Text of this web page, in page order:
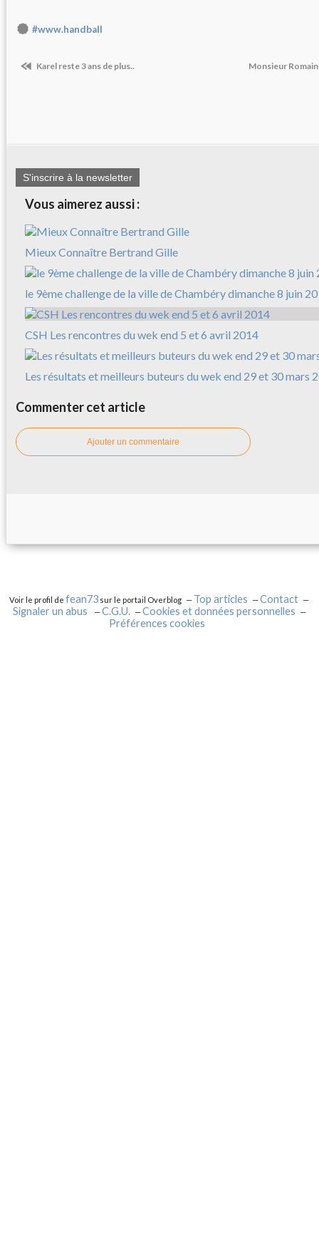
#www.handball
Karel reste 3 ans de plus.. Monsieur Romain
S'inscrire à la newsletter
Vous aimerez aussi :
Mieux Connaître Bertrand Gille
le 9ème challenge de la ville de Chambéry dimanche 8 juin
CSH Les rencontres du wek end 5 et 6 avril 2014
Les résultats et meilleurs buteurs du wek end 29 et 30 mars
Commenter cet article
Ajouter un commentaire
Voir le profil defean73 sur le portail Overblog Top articles
Contact
Signaler un abus
C.G.U.
Cookies et données personnelles
Préférences cookies